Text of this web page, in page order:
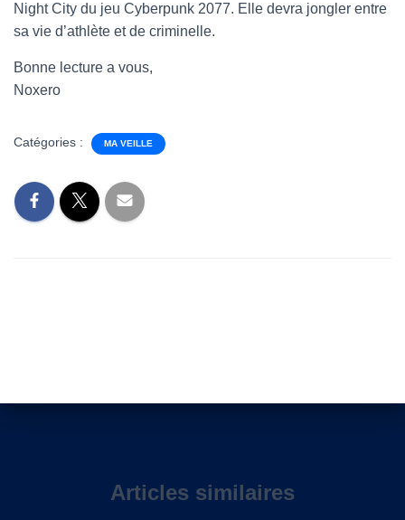
Night City du jeu Cyberpunk 2077. Elle devra jongler entre
sa vie d’athlète et de criminelle.
Bonne lecture a vous,
Noxero
Catégories : MA VEILLE
Articles similaires